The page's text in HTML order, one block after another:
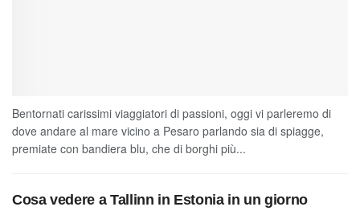
Bentornati carissimi viaggiatori di passioni, oggi vi parleremo di
dove andare al mare vicino a Pesaro parlando sia di spiagge,
premiate con bandiera blu, che di borghi più...
Cosa vedere a Tallinn in Estonia in un giorno